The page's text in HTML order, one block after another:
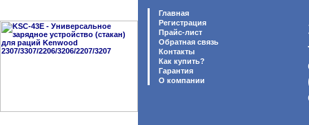
Главная
Регистрация
Прайс-лист
Обратная связь
Контакты
Как купить?
Гарантия
O компании